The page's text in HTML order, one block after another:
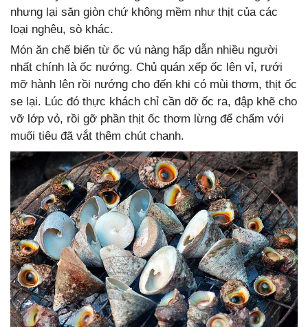
nhưng lại săn giòn chứ không mềm như thịt của các
loại nghêu, sò khác.
Món ăn chế biến từ ốc vú nàng hấp dẫn nhiều người
nhất chính là ốc nướng. Chủ quán xếp ốc lên vỉ, rưới
mỡ hành lên rồi nướng cho đến khi có mùi thơm, thịt ốc
se lại. Lúc đó thực khách chỉ cần dỡ ốc ra, đập khẽ cho
vỡ lớp vỏ, rồi gỡ phần thịt ốc thơm lừng để chấm với
muối tiêu đã vắt thêm chút chanh.